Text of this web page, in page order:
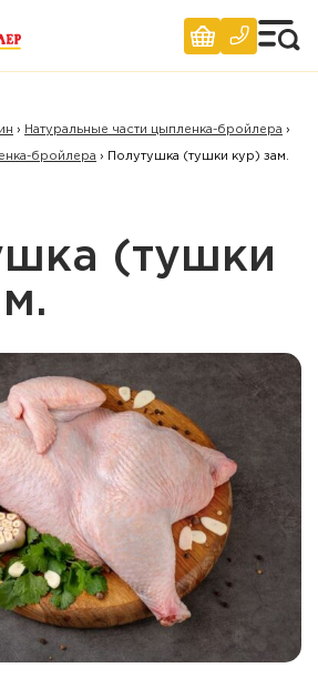
› Натуральные части цыпленка-бройлера ›
бройлера › Полутушка (тушки кур) зам.
(тушки